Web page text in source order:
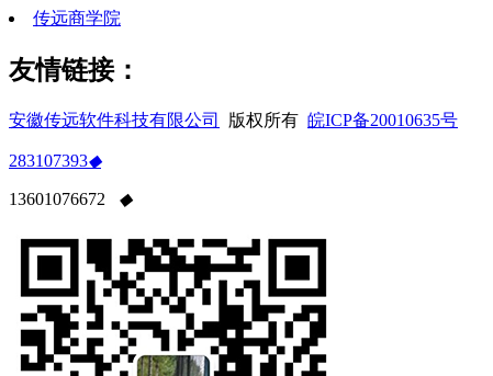
传远商学院
友情链接：
安徽传远软件科技有限公司 版权所有 皖ICP备20010635号
283107393◆
13601076672 ◆